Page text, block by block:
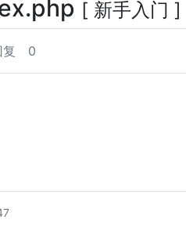
[ 新手入门 ]
0